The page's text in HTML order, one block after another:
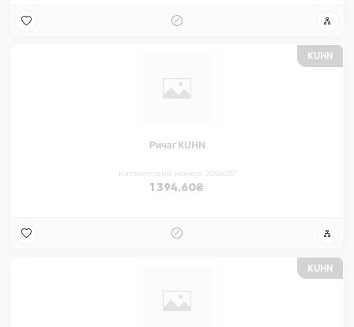
KUHN
Ричаг KUHN
Каталоговий номер: 2055037
1 394.60
KUHN